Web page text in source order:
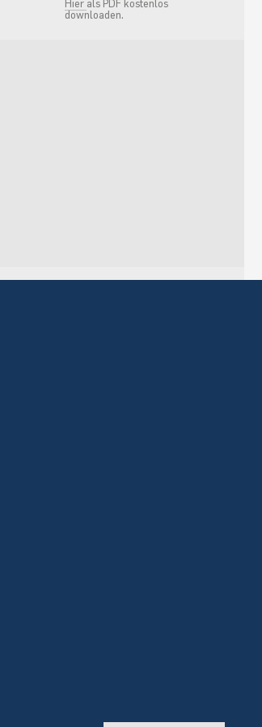
Hier als PDF kostenlos
downloaden.